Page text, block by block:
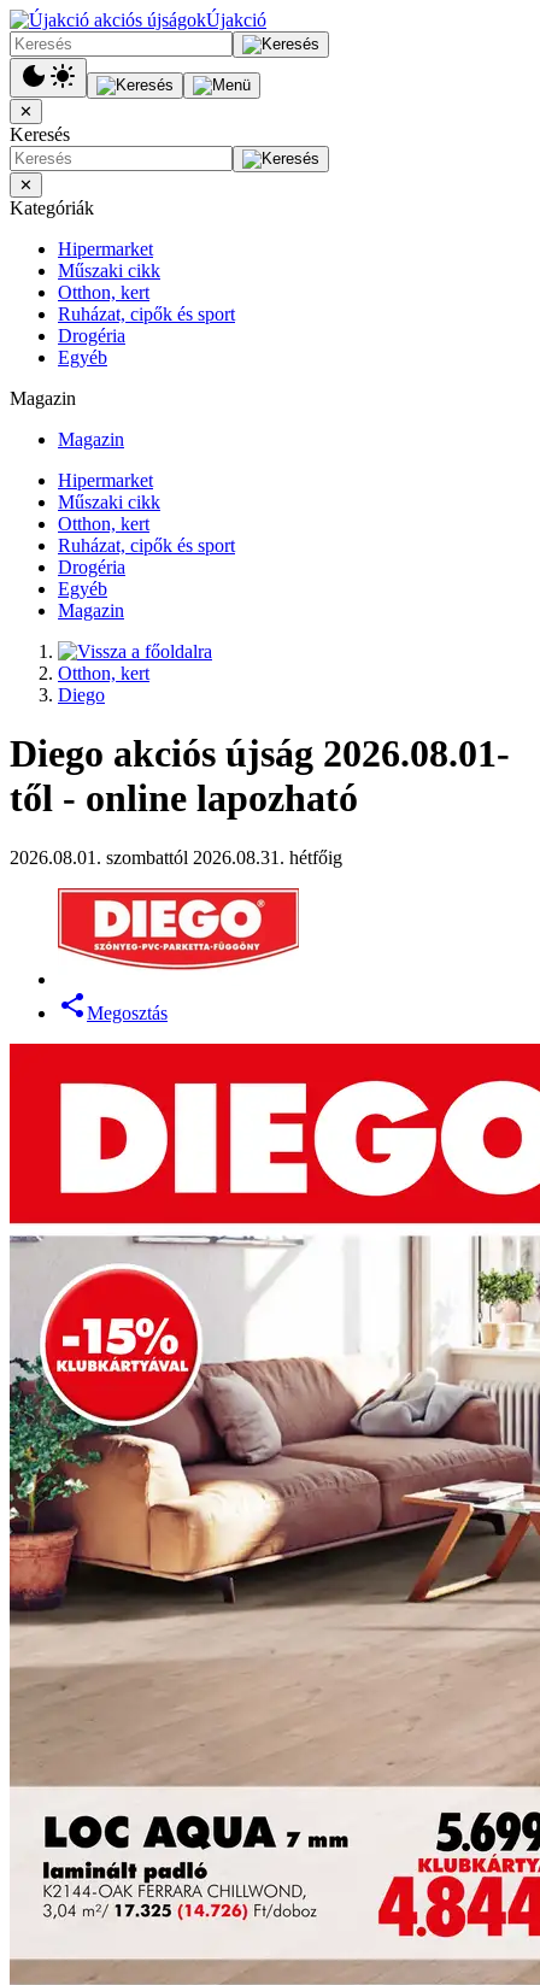
Újakció
✕
Keresés
✕
Kategóriák
Hipermarket
Műszaki cikk
Otthon, kert
Ruházat, cipők és sport
Drogéria
Egyéb
Magazin
Magazin
Hipermarket
Műszaki cikk
Otthon, kert
Ruházat, cipők és sport
Drogéria
Egyéb
Magazin
Otthon, kert
Diego
Diego akciós újság 2026.08.01-
től - online lapozható
2026.08.01. szombattól 2026.08.31. hétfőig
Megosztás